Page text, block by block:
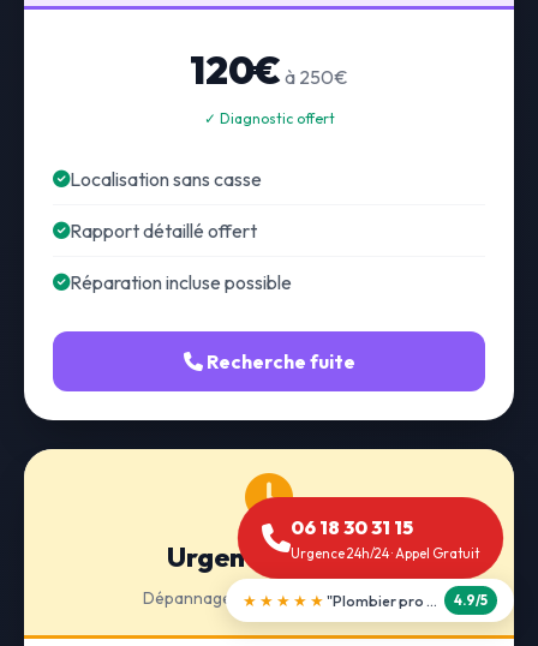
120€ à 250€
✓ Diagnostic offert
Localisation sans casse
Rapport détaillé offert
Réparation incluse possible
Recherche fuite
Urgence 24h/24
Dépannage · Intervention express
06 18 30 31 15
Urgence 24h/24 · Appel Gratuit
★★★★★ "Débouchage WC en 30 min" 5.0/5